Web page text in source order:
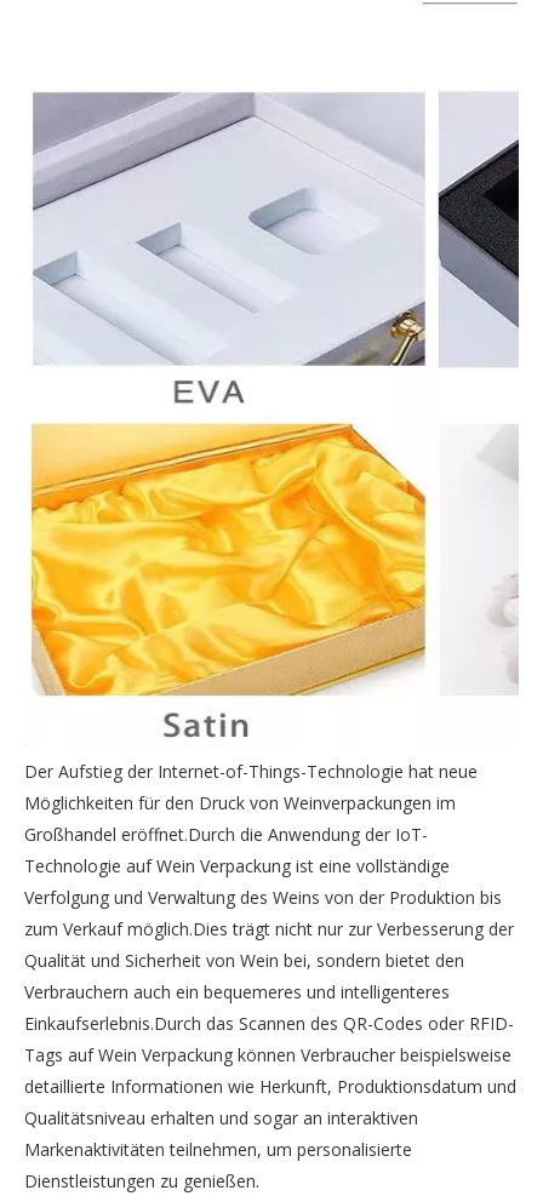
Der Aufstieg der Internet-of-Things-Technologie hat neue
Möglichkeiten für den Druck von Weinverpackungen im
Großhandel eröffnet.Durch die Anwendung der IoT-
Technologie auf Wein Verpackung ist eine vollständige
Verfolgung und Verwaltung des Weins von der Produktion bis
zum Verkauf möglich.Dies trägt nicht nur zur Verbesserung der
Qualität und Sicherheit von Wein bei, sondern bietet den
Verbrauchern auch ein bequemeres und intelligenteres
Einkaufserlebnis.Durch das Scannen des QR-Codes oder RFID-
Tags auf Wein Verpackung können Verbraucher beispielsweise
detaillierte Informationen wie Herkunft, Produktionsdatum und
Qualitätsniveau erhalten und sogar an interaktiven
Markenaktivitäten teilnehmen, um personalisierte
Dienstleistungen zu genießen.